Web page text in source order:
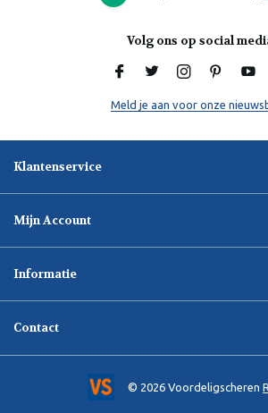
Volg ons op social
Meld je aan voor onze
Klantenservice
Mijn Account
Informatie
Contact
© 2026 Voordeligscheren